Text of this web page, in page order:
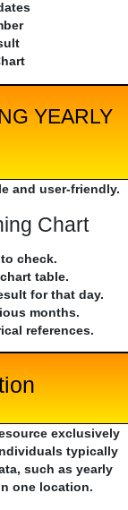
YEARLY
and user-friendly.
Chart
check.
table.
for that day.
months.
references.
exclusively
typically
such as yearly
one location.